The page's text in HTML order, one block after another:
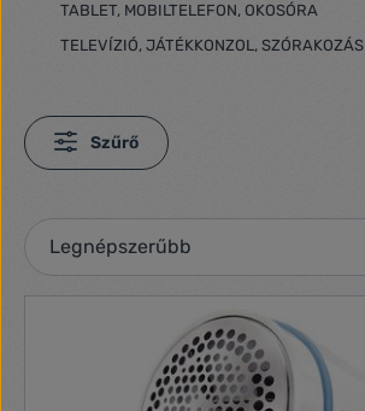
TABLET, MOBILTELEFON, OKOSÓRA
TELEVÍZIÓ, JÁTÉKKONZOL, SZÓRAKOZÁS
Szűrő